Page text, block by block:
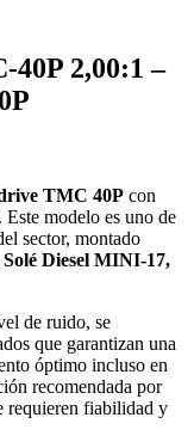
2,00:1 –
TMC 40P con
modelo es uno de
sector, montado
Solé Diesel MINI-17,
de ruido, se
que garantizan una
óptimo incluso en
recomendada por
requieren fiabilidad y